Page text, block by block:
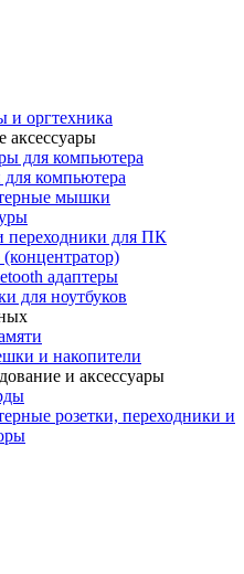
и оргтехника
для компьютера
компьютера
мышки
переходники для ПК
адаптеры
для ноутбуков
и накопители
и аксессуары
розетки, переходники и